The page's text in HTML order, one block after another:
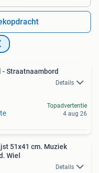
- Straatnaambord
Details
Topadvertentie
4 aug 26
51x41 cm. Muziek
Wiel
Details